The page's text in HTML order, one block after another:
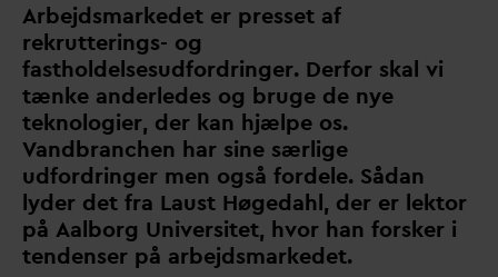
Arbejdsmarkedet er presset af
rekrutterings- og
fastholdelsesudfordringer. Derfor skal vi
tænke anderledes og bruge de nye
teknologier, der kan hjælpe os.
Vandbranchen har sine særlige
udfordringer men også fordele. Sådan
lyder det fra Laust Høgedahl, der er lektor
på Aalborg Universitet, hvor han forsker i
tendenser på arbejdsmarkedet.